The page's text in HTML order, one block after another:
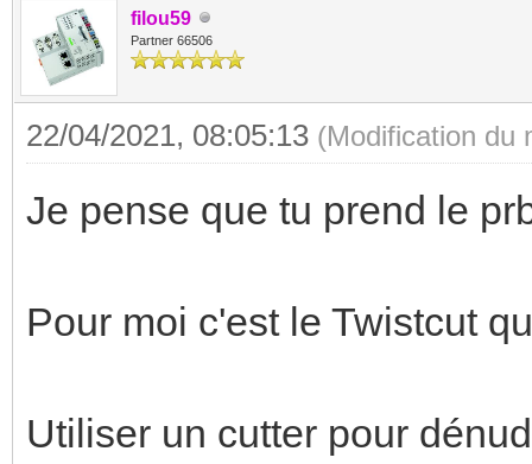
filou59
Partner 66506
22/04/2021, 08:05:13 (Modification du
Je pense que tu prend le
Pour moi c'est le Twistcut
Utiliser un cutter pour